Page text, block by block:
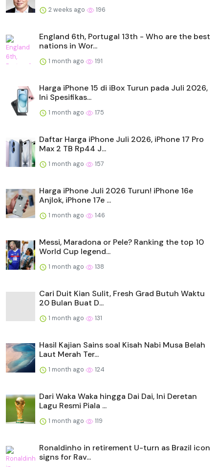
2 weeks ago 196
England 6th, Portugal 13th - Who are the best
nations in Wor...
1 month ago 191
Harga iPhone 15 di iBox Turun pada Juli 2026,
Ini Spesifikas...
1 month ago 175
Daftar Harga iPhone Juli 2026, iPhone 17 Pro
Max 2 TB Rp44 J...
1 month ago 157
Harga iPhone Juli 2026 Turun! iPhone 16e
Anjlok, iPhone 17e ...
1 month ago 146
Messi, Maradona or Pele? Ranking the top 10
World Cup legend...
1 month ago 138
Cari Duit Kian Sulit, Fresh Grad Butuh Waktu
20 Bulan Buat D...
1 month ago 131
Hasil Kajian Sains soal Kisah Nabi Musa Belah
Laut Merah Ter...
1 month ago 124
Dari Waka Waka hingga Dai Dai, Ini Deretan
Lagu Resmi Piala ...
1 month ago 119
Ronaldinho in retirement U-turn as Brazil icon
signs for Rav...